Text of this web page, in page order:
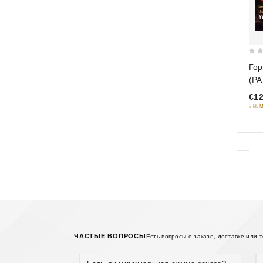
out
of
5
inkl.
ЧАСТЫЕ ВОПРОСЫЕсть вопросы о заказе, доставке или